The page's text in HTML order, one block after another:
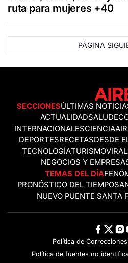
ruta para mujeres +40
PÁGINA
SECCIONESÚLTIMAS
ACTUALIDADSALUD
INTERNACIONALESCIENCIA
DEPORTESRECETASDESDE
TECNOLOGÍATURISMOVIRAL
NEGOCIOS Y
TEMAS DEL DÍA
PRONÓSTICO DEL TIEMPO
NUEVO PUENTE SANTA
Política de Correcciones
Política de fuentes no